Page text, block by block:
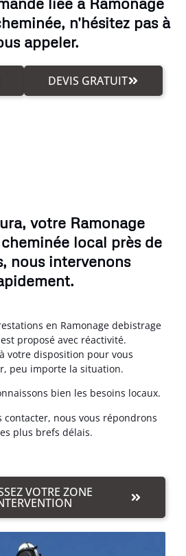
n'hésitez pas à
appeler.
DEVIS GRATUIT
votre Ramonage
local près de
nous intervenons
en Ramonage debistrage
proposé avec réactivité.
votre disposition pour vous
peu importe la situation.
bien les besoins locaux.
contacter, nous vous répondrons
plus brefs délais.
VOTRE ZONE